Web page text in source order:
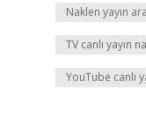
Naklen yayın
TV canlı yayın
YouTube canlı